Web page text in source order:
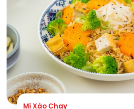
Mì Xào Chay